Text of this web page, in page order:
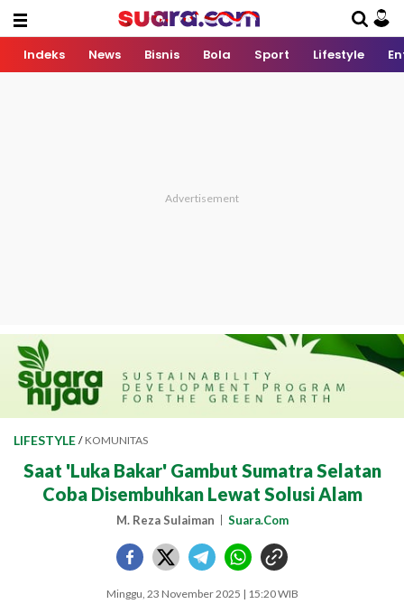
Indeks News Bisnis Bola Sport Lifestyle
LIFESTYLE / KOMUNITAS
Saat 'Luka Bakar' Gambut Sumatra Selatan
Coba Disembuhkan Lewat Solusi Alam
M. Reza Sulaiman Suara.Com
Minggu, 23 November 2025 | 15:20 WIB